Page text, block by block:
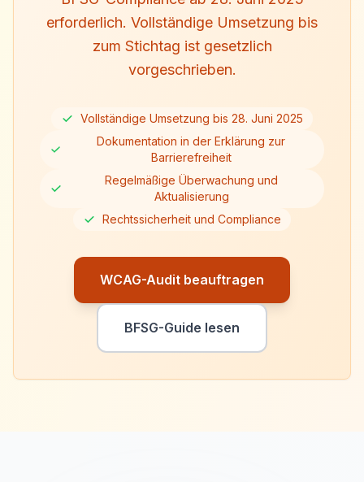
erforderlich. Vollständige Umsetzung bis
zum Stichtag ist gesetzlich
vorgeschrieben.
Vollständige Umsetzung bis 28. Juni 2025
Dokumentation in der Erklärung zur
Barrierefreiheit
Regelmäßige Überwachung und
Aktualisierung
Rechtssicherheit und Compliance
WCAG-Audit beauftragen
BFSG-Guide lesen